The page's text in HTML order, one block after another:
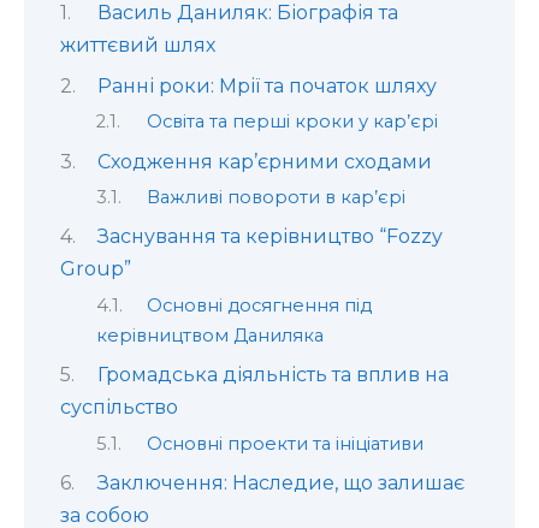
Василь Даниляк: Біографія та
життєвий шлях
Ранні роки: Мрії та початок шляху
Освіта та перші кроки у кар’єрі
Сходження кар’єрними сходами
Важливі повороти в кар’єрі
Заснування та керівництво “Fozzy
Group”
Основні досягнення під
керівництвом Даниляка
Громадська діяльність та вплив на
суспільство
Основні проекти та ініціативи
Заключення: Наследие, що залишає
за собою